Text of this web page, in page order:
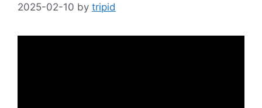
2025-02-10 by tripid